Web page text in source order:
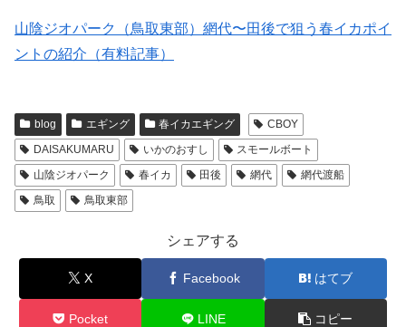
山陰ジオパーク（鳥取東部）網代〜田後で狙う春イカポイ
ントの紹介（有料記事）
blog エギング 春イカエギング
CBOY
DAISAKUMARU
いかのおすし
スモールボート
山陰ジオパーク
春イカ 田後 網代
網代渡船
鳥取
鳥取東部
シェアする
X Facebook はてブ
Pocket LINE コピー